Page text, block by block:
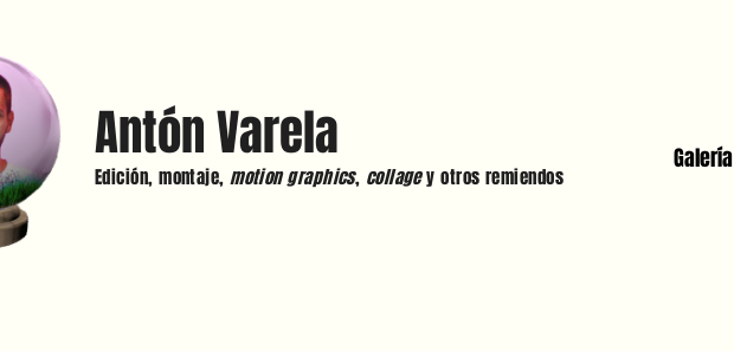
Antón Varela
Edición, montaje,motion graphics, collagey otros remiendos
Galería